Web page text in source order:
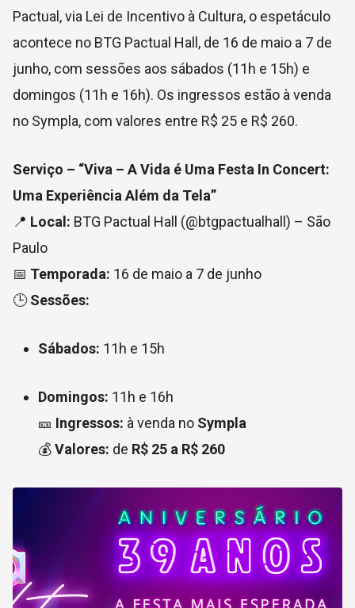
Pactual, via Lei de Incentivo à Cultura, o espetáculo
acontece no BTG Pactual Hall, de 16 de maio a 7 de
junho, com sessões aos sábados (11h e 15h) e
domingos (11h e 16h). Os ingressos estão à venda
no Sympla, com valores entre R$ 25 e R$ 260.
Serviço – “Viva – A Vida é Uma Festa In Concert:
Uma Experiência Além da Tela”
📍 Local: BTG Pactual Hall (@btgpactualhall) – São
Paulo
📅 Temporada: 16 de maio a 7 de junho
🕒Sessões:
Sábados: 11h e 15h
Domingos: 11h e 16h
🎫 Ingressos: à venda no Sympla
💰Valores: de R$ 25 a R$ 260